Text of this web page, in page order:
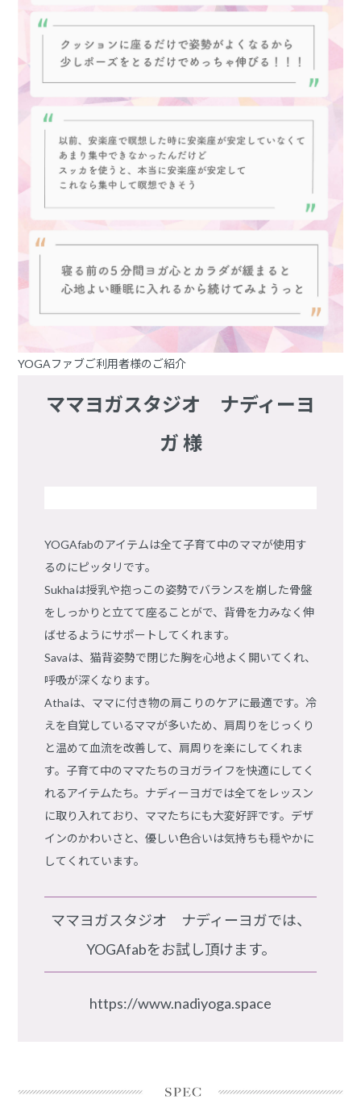
YOGAファブご利用者様のご紹介
ママヨガスタジオ ナディーヨ
ガ 様
YOGAfabのアイテムは全て子育て中のママが使用す
るのにピッタリです。
Sukhaは授乳や抱っこの姿勢でバランスを崩した骨盤
をしっかりと立てて座ることがで、背骨を力みなく伸
ばせるようにサポートしてくれます。
Savaは、猫背姿勢で閉じた胸を心地よく開いてくれ、
呼吸が深くなります。
Athaは、ママに付き物の肩こりのケアに最適です。冷
えを自覚しているママが多いため、肩周りをじっくり
と温めて血流を改善して、肩周りを楽にしてくれま
す。子育て中のママたちのヨガライフを快適にしてく
れるアイテムたち。ナディーヨガでは全てをレッスン
に取り入れており、ママたちにも大変好評です。デザ
インのかわいさと、優しい色合いは気持ちも穏やかに
してくれています。
ママヨガスタジオ ナディーヨガでは、
YOGAfabをお試し頂けます。
https://www.nadiyoga.space